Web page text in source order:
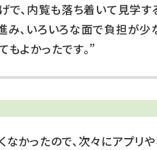
で、内覧も落ち着いて見学
、いろいろな面で負担が少
よかったです。”
かったので、次々にアプリ